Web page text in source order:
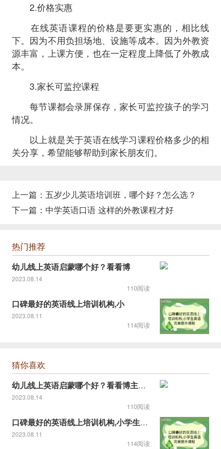
2.价格实惠
在线英语课程的价格是要更实惠的，相比线
下。因为不用负担场地、设施等成本。因为外教资
源丰富，上课方便，也在一定程度上降低了外教成
本。
3.家长可监控课程
每节课都会录屏保存，家长可监控孩子的学习
情况。
以上就是关于英语在线学习课程价格多少的相
关分享，希望能够帮助到家长朋友们。
上一篇： 五岁少儿英语培训班，哪个好？怎么选？
下一篇： 中学英语口语 这样的外教课程才好
热门推荐
幼儿线上英语启蒙哪个好？看看博
2023.08.14
110阅读
口碑最好的英语线上培训机构,小
2023.08.11
114阅读
猜你喜欢
幼儿线上英语启蒙哪个好？看看博主推荐的！
2023.08.14
110阅读
口碑最好的英语线上培训机构,小学生英语完美提升课程
2023.08.11
114阅读